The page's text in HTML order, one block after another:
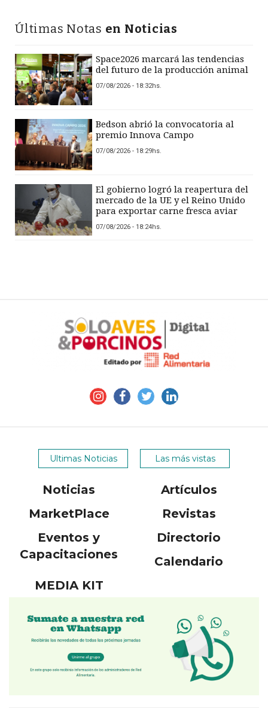
Últimas Notas en Noticias
Space2026 marcará las tendencias
del futuro de la producción animal
07/08/2026 - 18:32hs.
Bedson abrió la convocatoria al
premio Innova Campo
07/08/2026 - 18:29hs.
El gobierno logró la reapertura del
mercado de la UE y el Reino Unido
para exportar carne fresca aviar
07/08/2026 - 18:24hs.
Ultimas Noticias Las más vistas
Noticias
Artículos
MarketPlace
Revistas
Eventos y
Capacitaciones
Directorio
Calendario
MEDIA KIT